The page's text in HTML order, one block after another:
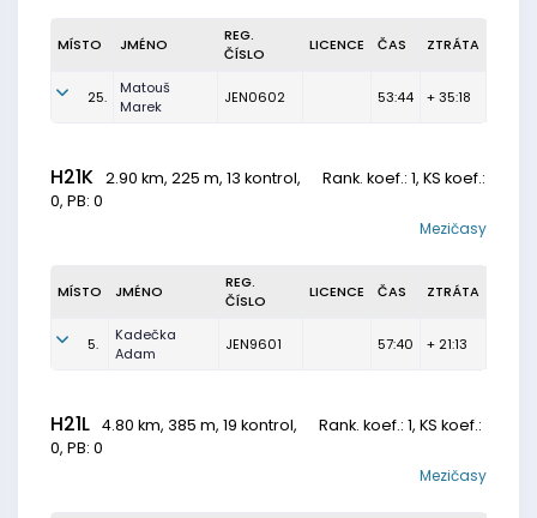
MÍSTO JMÉNO
REG.
ČÍSLO
LICENCE ČAS ZTRÁTA
25.
Matouš
Marek
JEN0602 53:44 + 35:18
H21K 2.90 km, 225 m, 13 kontrol, Rank. koef.: 1, KS koef.:
0, PB: 0
Mezičasy
MÍSTO JMÉNO
REG.
ČÍSLO
LICENCE ČAS ZTRÁTA
5.
Kadečka
Adam
JEN9601 57:40 + 21:13
H21L 4.80 km, 385 m, 19 kontrol, Rank. koef.: 1, KS koef.:
0, PB: 0
Mezičasy